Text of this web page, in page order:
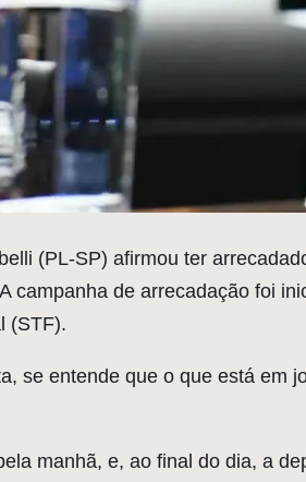
(PL-SP) afirmou ter
campanha de arrecadação foi
(STF).
se entende que o que está em
manhã, e, ao final do dia, a